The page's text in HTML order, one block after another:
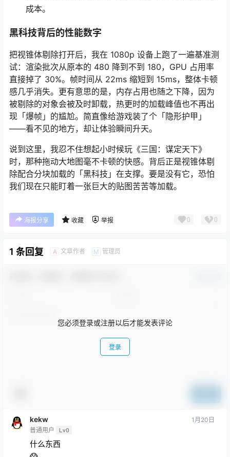
成本。
黑科技背后的性能数字
把视锥体剔除打开后，我在 1080p 设备上跑了一遍基准测
试：渲染批次从原本的 480 降到不到 180，GPU 占用率
直接掉了 30%。帧时间从 22ms 缩短到 15ms，整体卡顿
感几乎消失。更有意思的是，内存占用也随之下降，因为
被剔除的对象会被及时卸载，热更时的加载峰值也不再出
现「爆帧」的尴尬。简直像给游戏装了个「隐形护甲」
——看不见的地方，却让体验瞬间升天。
说到这里，我忍不住想起小时候玩《三国：谋定天下》
时，那种拖动大地图毫不卡顿的快感。背后正是视锥体剔
除配合分块加载的「黑科技」在支撑。要是没有它，恐怕
我们现在只能盯着一张巨大的贴图苦苦等加载。
海报分享 收藏 举报 0 0
1 条回复 A 文章作者 M 管理员
您必须登录或注册以后才能发表评论
登录
kekw
普通用户 Lv0
1月20日
什么东西